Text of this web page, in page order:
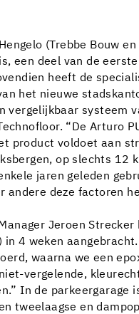
(Trebbe Bouw
een deel van de
heeft de
het nieuwe
vergelijkbaar systeem
“De Arturo
product voldoet aan
op slechts
jaren geleden
deze factoren
Jeroen
4 weken
waarna we een
vergelende,
In de
tweelaagse en